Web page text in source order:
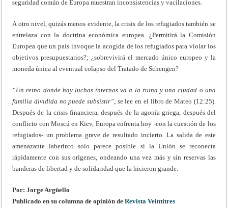
seguridad común de Europa muestran inconsistencias y vacilaciones.
A otro nivel, quizás menos evidente, la crisis de los refugiados también se
entrelaza con la doctrina económica europea. ¿Permitirá la Comisión
Europea que un país invoque la acogida de los refugiados para violar los
objetivos presupuestarios?; ¿sobrevivirá el mercado único europeo y la
moneda única al eventual colapso del Tratado de Schengen?
“Un reino donde hay luchas internas va a la ruina y una ciudad o una
familia dividida no puede subsistir”, se lee en el libro de Mateo (12:25).
Después de la crisis financiera, después de la agonía griega, después del
conflicto con Moscú en Kiev, Europa enfrenta hoy -con la cuestión de los
refugiados- un problema grave de resultado incierto. La salida de este
amenazante laberinto solo parece posible si la Unión se reconecta
rápidamente con sus orígenes, ondeando una vez más y sin reservas las
banderas de libertad y de solidaridad que la hicieron grande.
Por: Jorge Argüello
Publicado en su columna de opinión deRevista Veintitres